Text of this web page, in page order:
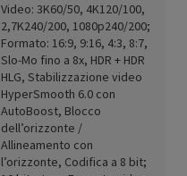
Video: 3K60/50, 4K120/100,
2,7K240/200, 1080p240/200;
Formato: 16:9, 9:16, 4:3, 8:7,
Slo-Mo fino a 8x, HDR + HDR
HLG, Stabilizzazione video
HyperSmooth 6.0 con
AutoBoost, Blocco
dell’orizzonte /
Allineamento con
l’orizzonte, Codifica a 8 bit;